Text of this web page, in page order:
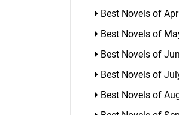
Best Novels of
Best Novels of
Best Novels of
Best Novels of
Best Novels of